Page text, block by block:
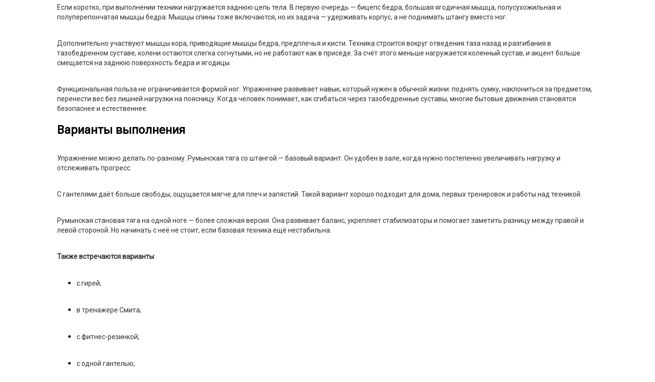
Если коротко, при выполнении техники нагружается заднюю цепь тела. В первую очередь — бицепс бедра, большая ягодичная мышца, полусухожильная и
полуперепончатая мышцы бедра. Мышцы спины тоже включаются, но их задача — удерживать корпус, а не поднимать штангу вместо ног.
Дополнительно участвуют мышцы кора, приводящие мышцы бедра, предплечья и кисти. Техника строится вокруг отведения таза назад и разгибания в
тазобедренном суставе, колени остаются слегка согнутыми, но не работают как в приседе. За счёт этого меньше нагружается коленный сустав, и акцент больше
смещается на заднюю поверхность бедра и ягодицы.
Функциональная польза не ограничивается формой ног. Упражнение развивает навык, который нужен в обычной жизни: поднять сумку, наклониться за предметом,
перенести вес без лишней нагрузки на поясницу. Когда человек понимает, как сгибаться через тазобедренные суставы, многие бытовые движения становятся
безопаснее и естественнее.
Варианты выполнения
Упражнение можно делать по-разному. Румынская тяга со штангой — базовый вариант. Он удобен в зале, когда нужно постепенно увеличивать нагрузку и
отслеживать прогресс.
С гантелями даёт больше свободы, ощущается мягче для плеч и запястий. Такой вариант хорошо подходит для дома, первых тренировок и работы над техникой.
Румынская становая тяга на одной ноге — более сложная версия. Она развивает баланс, укрепляет стабилизаторы и помогает заметить разницу между правой и
левой стороной. Но начинать с неё не стоит, если базовая техника ещё нестабильна.
Также встречаются варианты:
с гирей;
в тренажере Смита;
с фитнес-резинкой;
с одной гантелью;